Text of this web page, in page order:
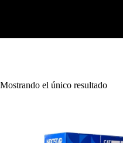
Mostrando el único resultado